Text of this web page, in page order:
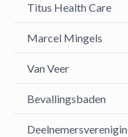
Titus Health Care
Marcel Mingels
Van Veer
Bevallingsbaden